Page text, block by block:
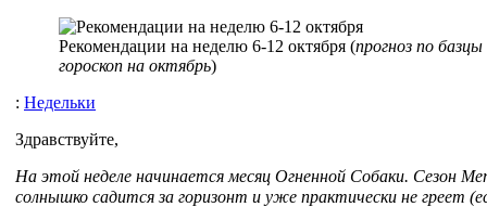
Рекомендации на неделю 6-12 октября (прогноз по
гороскоп на октябрь)
: Недельки
Здравствуйте,
На этой неделе начинается месяц Огненной Собаки. Сезон
солнышко садится за горизонт и уже практически не греет